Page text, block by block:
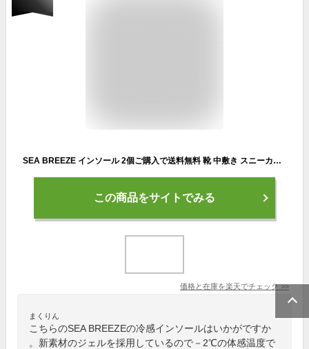
SEA BREEZE インソール 2個ご購入で送料無料 靴 中敷き スニーカー ブーツ 革靴 COOL MAX PU ジェル mint fit gelオールジェル 冷感 足 営業マン 外回り 足汗 足蒸れ 足 足疲れ 歩き回る 楽に 涼しい 気持ちいい 冷たい SB-001 サマーモデル
この商品をサイトでみる
価格と在庫を楽天でチェック>>
まくりん
こちらのSEA BREEZEの冷感インソールはいかがですか
。新素材のジェルを採用しているので－2℃の体感温度で